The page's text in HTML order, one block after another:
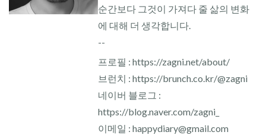
순간보다 그것이 가져다 줄 삶의 변화
에 대해 더 생각합니다.
--
프로필 : https://zagni.net/about/
브런치 : https://brunch.co.kr/@zagni
네이버 블로그 :
https://blog.naver.com/zagni_
이메일 : happydiary@gmail.com